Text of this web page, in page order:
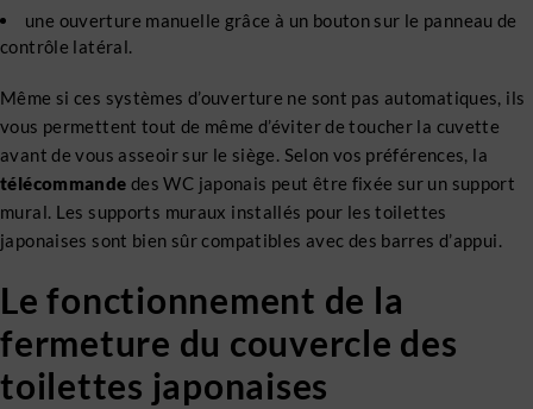
une ouverture manuelle grâce à un bouton sur le panneau de
contrôle latéral.
Même si ces systèmes d’ouverture ne sont pas automatiques, ils
vous permettent tout de même d’éviter de toucher la cuvette
avant de vous asseoir sur le siège. Selon vos préférences, la
télécommande des WC japonais peut être fixée sur un support
mural. Les supports muraux installés pour les toilettes
japonaises sont bien sûr compatibles avec des barres d’appui.
Le fonctionnement de la
fermeture du couvercle des
toilettes japonaises